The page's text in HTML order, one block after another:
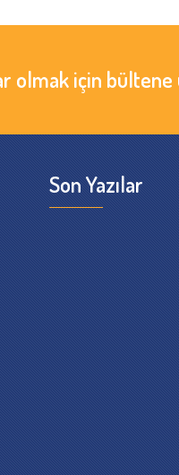
olmak için bültene
Son Yazılar